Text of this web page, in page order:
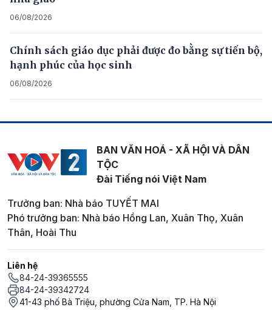
06/08/2026
Chính sách giáo dục phải được đo bằng sự tiến bộ,
hạnh phúc của học sinh
06/08/2026
BAN VĂN HOÁ - XÃ HỘI VÀ DÂN
TỘC
Đài Tiếng nói Việt Nam
Trưởng ban: Nhà báo TUYẾT MAI
Phó trưởng ban: Nhà báo Hồng Lan, Xuân Thọ, Xuân
Thân, Hoài Thu
Liên hệ
84-24-39365555
84-24-39342724
41-43 phố Bà Triệu, phường Cửa Nam, TP. Hà Nội